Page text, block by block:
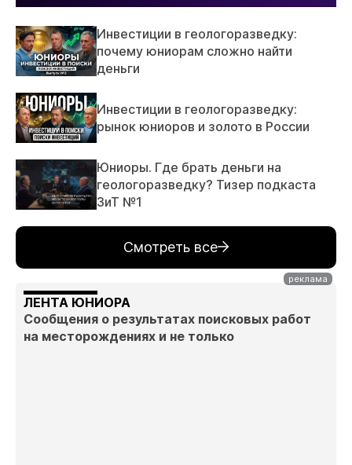
Инвестиции в геологоразведку:
почему юниорам сложно найти
деньги
Инвестиции в геологоразведку:
рынок юниоров и золото в России
Юниоры. Где брать деньги на
геологоразведку? Тизер подкаста
ЗиТ №1
Смотреть все
ЛЕНТА ЮНИОРА
Сообщения о результатах поисковых работ
на месторождениях и не только